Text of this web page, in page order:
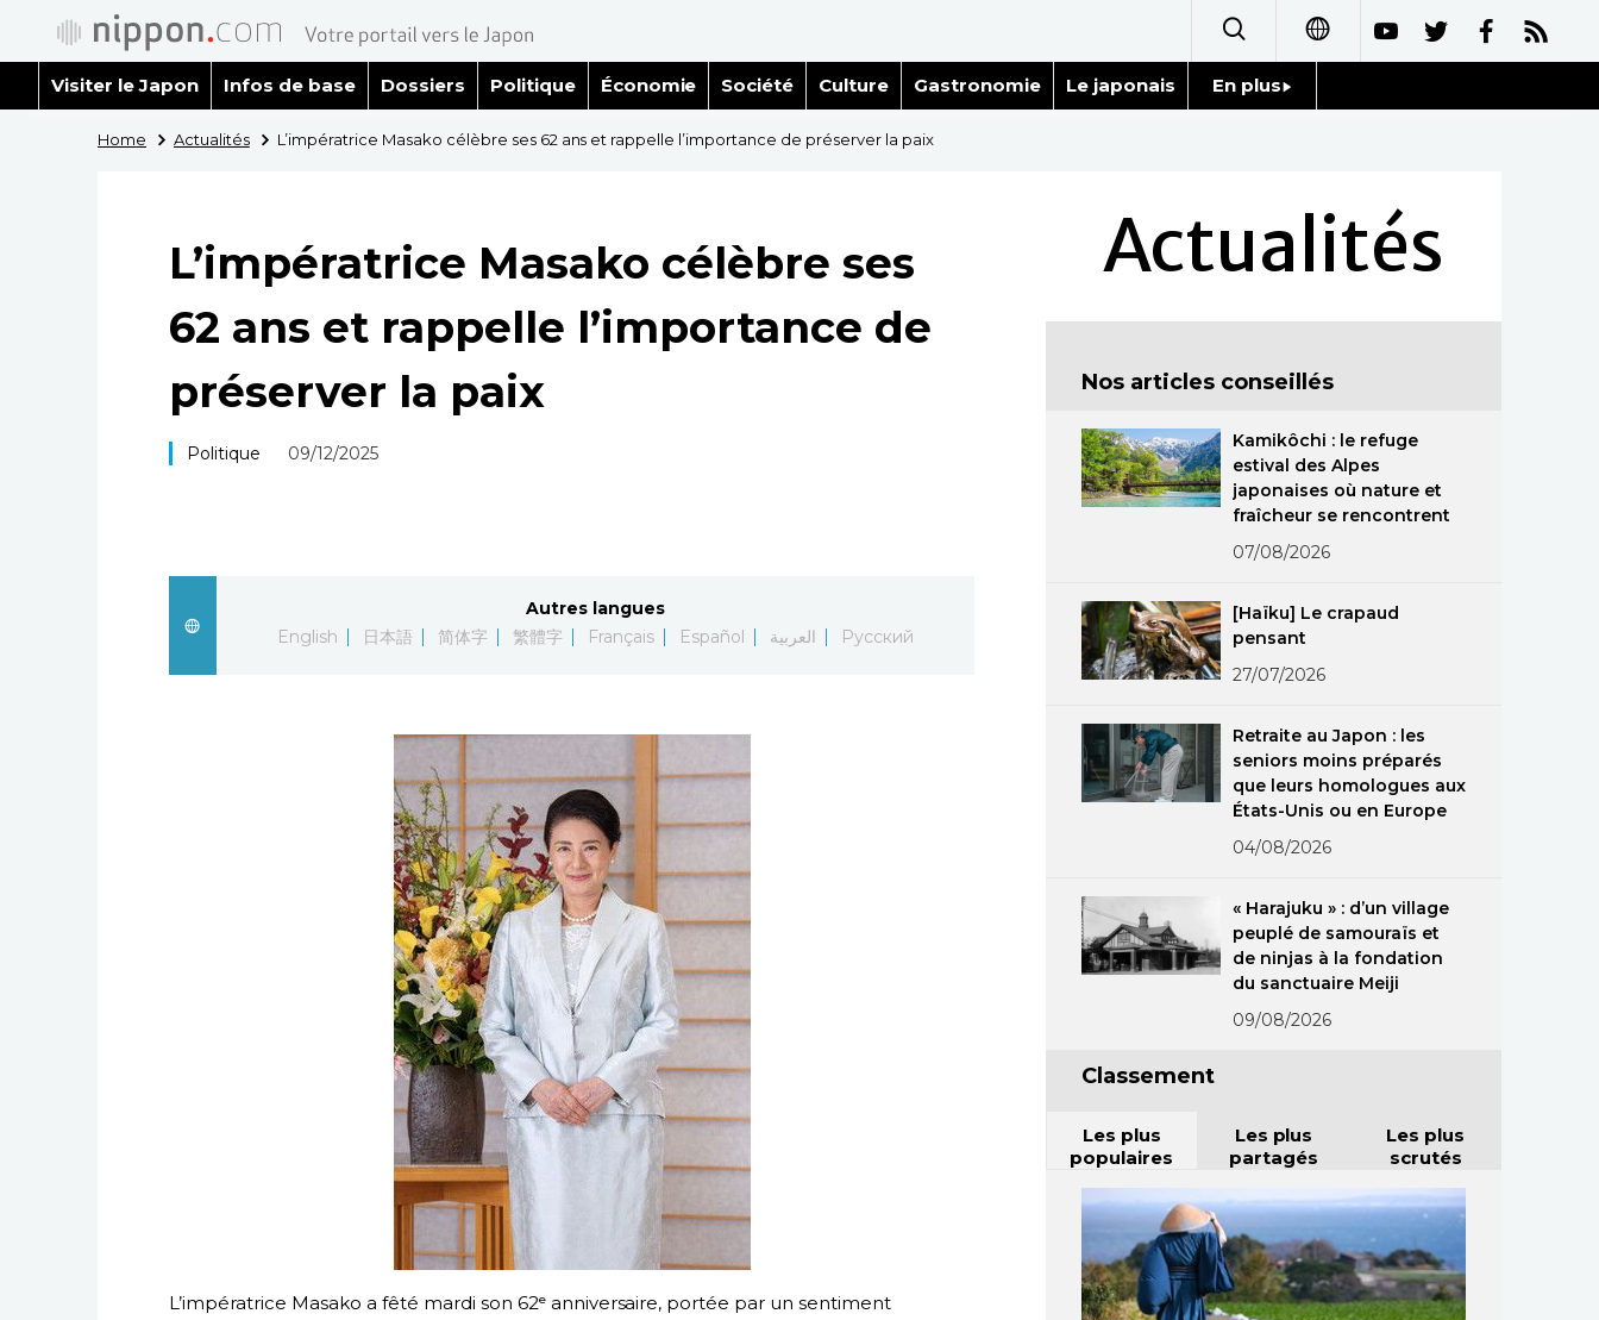
简体字
繁體字
العربية
Русский
Visiter le Japon Infos de base Dossiers Politique Économie Société Culture Gastronomie Le japonais En plus
Personnages
Chroniques
Images
Vidéos
Tokyo
Home Actualités L’impératrice Masako célèbre ses 62 ans et rappelle l’importance de préserver la paix
L’impératrice Masako célèbre ses
62 ans et rappelle l’importance de
préserver la paix
Politique 09/12/2025
Autres langues
English
日本語 简体字 繁體字 Français Español العربية Русский
L’impératrice Masako a fêté mardi son 62ᵉ anniversaire, portée par un sentiment
Actualités
Nos articles conseillés
Kamikôchi : le refuge
estival des Alpes
japonaises où nature et
fraîcheur se rencontrent
07/08/2026
[Haïku] Le crapaud
pensant
27/07/2026
Retraite au Japon : les
seniors moins préparés
que leurs homologues aux
États-Unis ou en Europe
04/08/2026
« Harajuku » : d’un village
peuplé de samouraïs et
de ninjas à la fondation
du sanctuaire Meiji
09/08/2026
Classement
Les plus
populaires
Les plus
partagés
Les plus
scrutés